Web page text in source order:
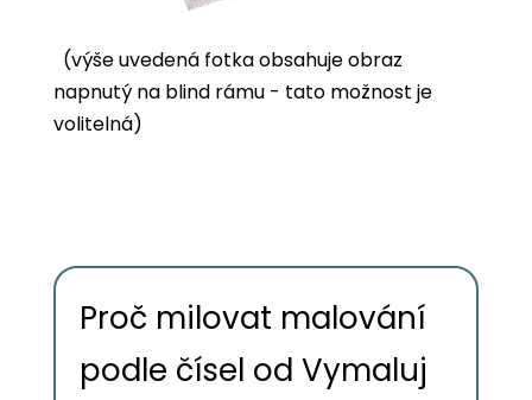
(výše uvedená fotka obsahuje obraz
napnutý na blind rámu - tato možnost je
volitelná)
Proč milovat malování
podle čísel od Vymaluj